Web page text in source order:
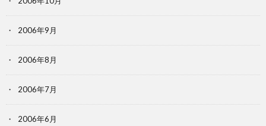
2006年9月
2006年8月
2006年7月
2006年6月